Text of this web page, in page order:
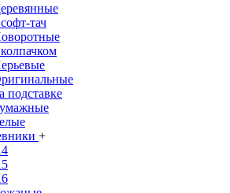
тач
подставке
+